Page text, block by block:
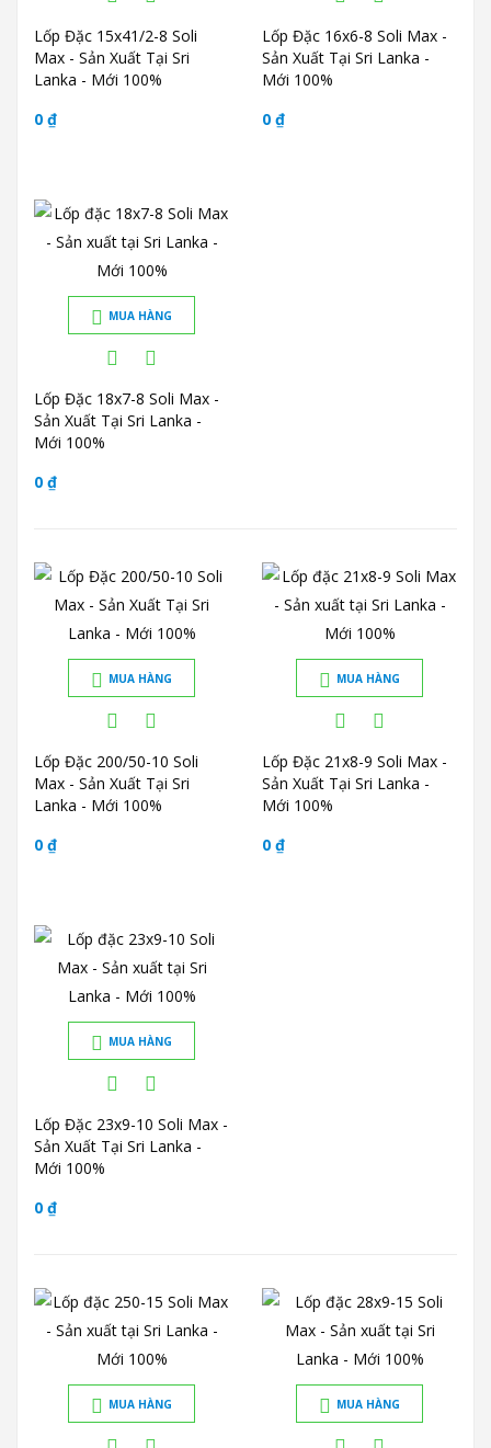
Lốp Đặc 15x41/2-8 Soli
Max - Sản Xuất Tại Sri
Lanka - Mới 100%
0 ₫
Lốp Đặc 16x6-8 Soli Max -
Sản Xuất Tại Sri Lanka -
Mới 100%
0 ₫
MUA HÀNG
Lốp Đặc 18x7-8 Soli Max -
Sản Xuất Tại Sri Lanka -
Mới 100%
0 ₫
MUA HÀNG
Lốp Đặc 200/50-10 Soli
Max - Sản Xuất Tại Sri
Lanka - Mới 100%
0 ₫
MUA HÀNG
Lốp Đặc 21x8-9 Soli Max -
Sản Xuất Tại Sri Lanka -
Mới 100%
0 ₫
MUA HÀNG
Lốp Đặc 23x9-10 Soli Max -
Sản Xuất Tại Sri Lanka -
Mới 100%
0 ₫
MUA HÀNG MUA HÀNG